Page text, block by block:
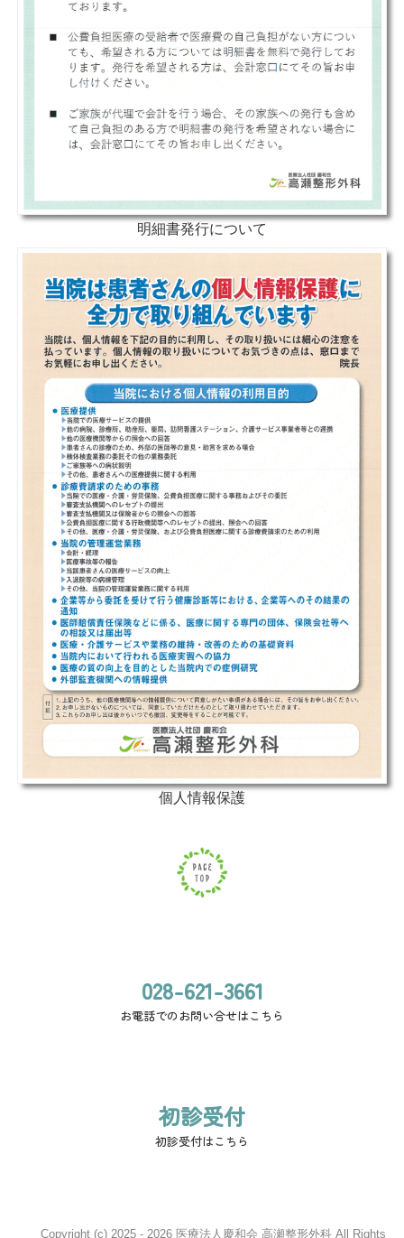
明細書発行について
個人情報保護
028-621-3661
お電話でのお問い合せはこちら
初診受付
初診受付はこちら
Copyright (c) 2025 - 2026 医療法人慶和会 高瀬整形外科 All Rights